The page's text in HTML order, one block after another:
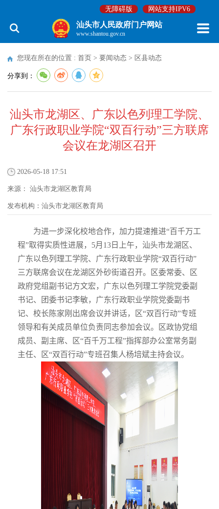
无障碍版 网站支持IPV6
汕头市人民政府门户网站
www.shantou.gov.cn
您现在所在的位置 : 首页 > 要闻动态 > 区县动态
分享到：
汕头市龙湖区、广东以色列理工学院、
广东行政职业学院“双百行动”三方联席
会议在龙湖区召开
2026-05-18 17:51
来源： 汕头市龙湖区教育局
发布机构： 汕头市龙湖区教育局
为进一步深化校地合作，加力提速推进“百千万工
程”取得实质性进展， 5月 13日 上午，汕头市龙湖区、
广东以色列理工学院、广东行政职业学院“双百行动”
三方联席会议在龙湖区外砂街道召开。 区委常委、区
政府党组副书记方文宏 ， 广东以色列理工学院党委副
书记、团委书记李敏， 广东行政职业学院党委副书
记、校长 陈家刚出席会议并讲话，区“双百行动”专班
领导和有关成员单位负责同志参加会议。
区政协党组
成员、副主席、区“百千万工程”指挥部办公室常务副
主任、区“双百行动”专班召集人杨培斌主持会议。